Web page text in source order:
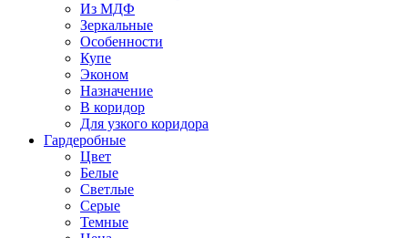
Из МДФ
Зеркальные
Особенности
Купе
Эконом
Назначение
В коридор
Для узкого коридора
Гардеробные
Цвет
Белые
Светлые
Серые
Темные